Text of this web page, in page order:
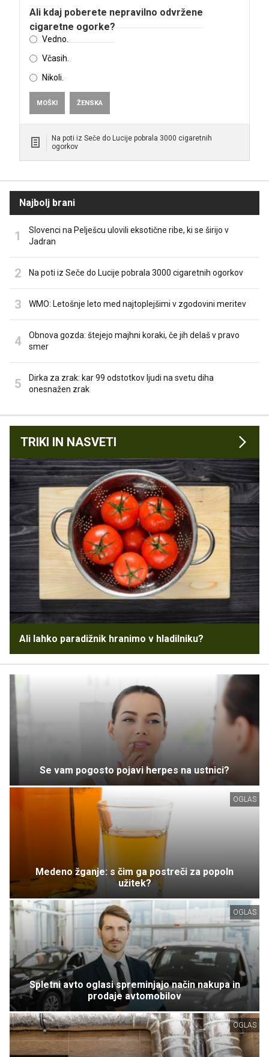
Ali kdaj poberete nepravilno odvržene
cigaretne ogorke?
Vedno.
Včasih.
Nikoli.
MOŠKI ŽENSKA
Na poti iz Seče do Lucije pobrala 3000 cigaretnih
ogorkov
Najbolj brani
Slovenci na Pelješcu ulovili eksotične ribe, ki se širijo v
Jadran
Na poti iz Seče do Lucije pobrala 3000 cigaretnih ogorkov
WMO: Letošnje leto med najtoplejšimi v zgodovini meritev
Obnova gozda: štejejo majhni koraki, če jih delaš v pravo
smer
Dirka za zrak: kar 99 odstotkov ljudi na svetu diha
onesnažen zrak
TRIKI IN NASVETI
Ali lahko paradižnik hranimo v hladilniku?
Se vam pogosto pojavi herpes na ustnici?
OGLAS
Medeno žganje: s čim ga postreči za popoln
užitek?
OGLAS
Spletni avto oglasi spreminjajo način nakupa in
prodaje avtomobilov
OGLAS